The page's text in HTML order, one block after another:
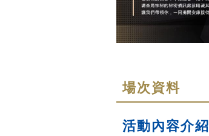
場次資料
活動內容介紹